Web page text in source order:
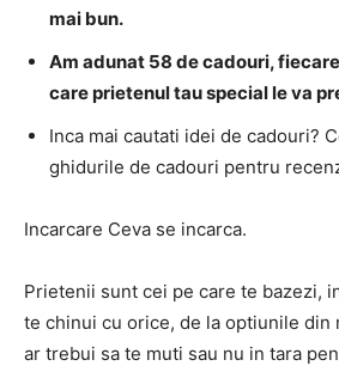
mai bun.
Am adunat 58 de cadouri, fiecare
care prietenul tau special le va
Inca mai cautati idei de cadouri?
ghidurile de cadouri pentru
Incarcare Ceva se incarca.
Prietenii sunt cei pe care te bazezi,
te chinui cu orice, de la optiunile din
ar trebui sa te muti sau nu in tara